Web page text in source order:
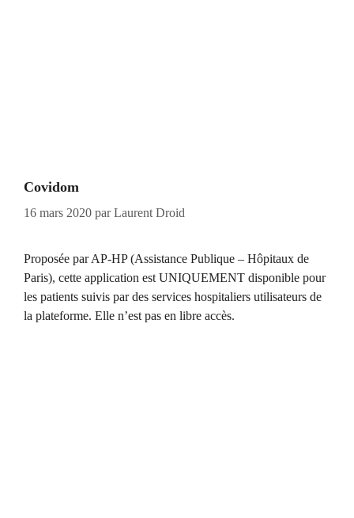
Covidom
16 mars 2020 parLaurent Droid
Proposée par AP-HP (Assistance Publique – Hôpitaux de
Paris), cette application est UNIQUEMENT disponible pour
les patients suivis par des services hospitaliers utilisateurs de
la plateforme. Elle n’est pas en libre accès.